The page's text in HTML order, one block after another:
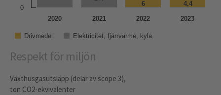
6
6 4,4
4,4
Drivmedel Elektricitet, fjärrvärme, kyla
2020 2021 2022 2023
0
Respekt för miljön
Växthusgasutsläpp (delar av scope 3),
ton CO2-ekvivalenter